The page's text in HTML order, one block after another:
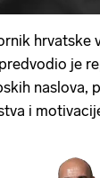
hrvatske
je
naslova,
i